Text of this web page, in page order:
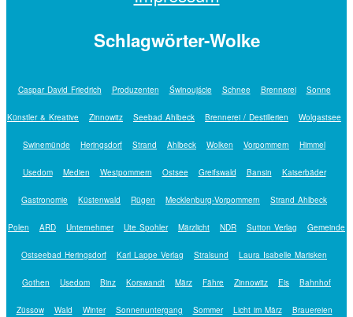
Schlagwörter-Wolke
Caspar David Friedrich Produzenten Świnoujście Schnee Brennerei Sonne
Künstler & Kreative Zinnowitz Seebad Ahlbeck Brennerei / Destillerien Wolgastsee
Swinemünde Heringsdorf Strand Ahlbeck Wolken Vorpommern Himmel
Usedom Medien Westpommern Ostsee Greifswald Bansin Kaiserbäder
Gastronomie Küstenwald Rügen Mecklenburg-Vorpommern Strand Ahlbeck
Polen ARD Unternehmer Ute Spohler Märzlicht NDR Sutton Verlag Gemeinde
Ostseebad Heringsdorf Karl Lappe Verlag Stralsund Laura Isabelle Marisken
Gothen Usedom Binz Korswandt März Fähre Zinnowitz Eis Bahnhof
Züssow Wald Winter Sonnenuntergang Sommer Licht im März Brauereien